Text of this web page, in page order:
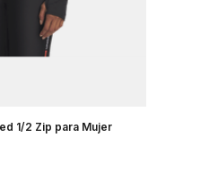
1/2 Zip para Mujer